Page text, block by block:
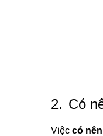
2. Có
Việc có